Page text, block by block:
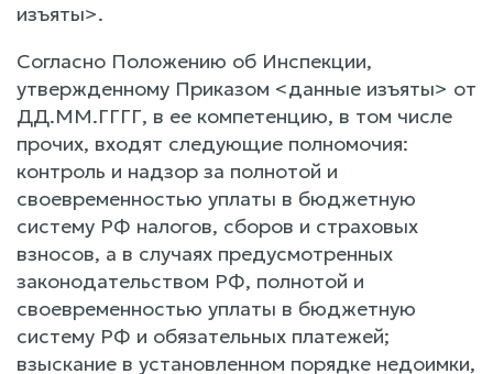
изъяты>.
Согласно Положению об Инспекции,
утвержденному Приказом <данные изъяты> от
ДД.ММ.ГГГГ, в ее компетенцию, в том числе
прочих, входят следующие полномочия:
контроль и надзор за полнотой и
своевременностью уплаты в бюджетную
систему РФ налогов, сборов и страховых
взносов, а в случаях предусмотренных
законодательством РФ, полнотой и
своевременностью уплаты в бюджетную
систему РФ и обязательных платежей;
взыскание в установленном порядке недоимки,